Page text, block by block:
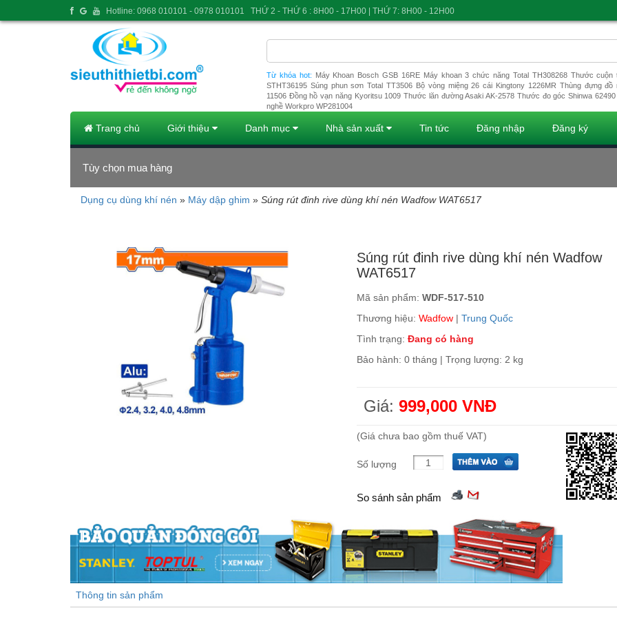
Từ khóa hot: Máy Khoan Bosch GSB 16RE Máy khoan 3 chức năng Total TH308268 Thước cuộn
STHT36195 Súng phun sơn Total TT3506 Bộ vòng miệng 26 cái Kingtony 1226MR Thùng đựng đồ
11506 Đồng hồ vạn năng Kyoritsu 1009 Thước lăn đường Asaki AK-2578 Thước đo góc Shinwa 62490
nghề Workpro WP281004
Trang chủ Giới thiệu Danh mục Nhà sản xuất Tin tức Đăng nhập Đăng ký
Tùy chọn mua hàng
Dụng cụ dùng khí nén » Máy dập ghim » Súng rút đinh rive dùng khí nén Wadfow WAT6517
Súng rút đinh rive dùng khí nén Wadfow
WAT6517
Mã sản phẩm:WDF-517-510
Thương hiệu:Wadfow |Trung Quốc
Tình trạng: Đang có hàng
Bảo hành: 0 tháng | Trọng lượng: 2 kg
Giá:999,000 VNĐ
(Giá chưa bao gồm thuế VAT)
Số lượng
So sánh sản phẩm
Thông tin sản phẩm
Hotline: 0968 010101 - 0978 010101 THỨ 2 - THỨ 6 : 8H00 - 17H00 | THỨ 7: 8H00 - 12H00